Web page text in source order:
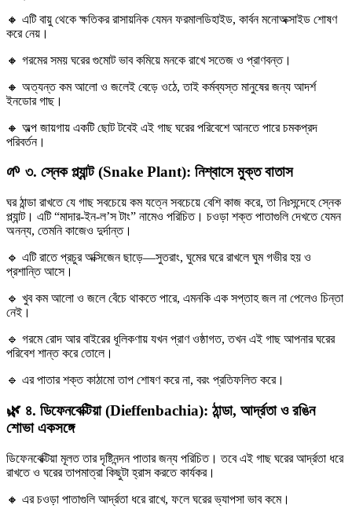
🔸 এটি বায়ু থেকে ক্ষতিকর রাসায়নিক যেমন ফরমালডিহাইড, কার্বন মনোঅক্সাইড শোষণ
করে নেয়।
🔸 গরমের সময় ঘরের গুমোট ভাব কমিয়ে মনকে রাখে সতেজ ও প্রাণবন্ত।
🔸 অত্যন্ত কম আলো ও জলেই বেড়ে ওঠে, তাই কর্মব্যস্ত মানুষের জন্য আদর্শ
ইনডোর গাছ।
🔸 অল্প জায়গায় একটি ছোট টবেই এই গাছ ঘরের পরিবেশে আনতে পারে চমকপ্রদ
পরিবর্তন।
🌱 ৩. স্নেক প্ল্যান্ট (Snake Plant): নিশ্বাসে মুক্ত বাতাস
ঘর ঠান্ডা রাখতে যে গাছ সবচেয়ে কম যত্নে সবচেয়ে বেশি কাজ করে, তা নিঃসন্দেহে স্নেক
প্ল্যান্ট। এটি “মাদার-ইন-ল’স টাং” নামেও পরিচিত। চওড়া শক্ত পাতাগুলি দেখতে যেমন
অনন্য, তেমনি কাজেও দুর্দান্ত।
🔹 এটি রাতে প্রচুর অক্সিজেন ছাড়ে—সুতরাং, ঘুমের ঘরে রাখলে ঘুম গভীর হয় ও
প্রশান্তি আসে।
🔹 খুব কম আলো ও জলে বেঁচে থাকতে পারে, এমনকি এক সপ্তাহ জল না পেলেও চিন্তা
নেই।
🔹 গরমে রোদ আর বাইরের ধূলিকণায় যখন প্রাণ ওষ্ঠাগত, তখন এই গাছ আপনার ঘরের
পরিবেশ শান্ত করে তোলে।
🔹 এর পাতার শক্ত কাঠামো তাপ শোষণ করে না, বরং প্রতিফলিত করে।
🌿 ৪. ডিফেনবেক্টিয়া (Dieffenbachia): ঠান্ডা, আর্দ্রতা ও রঙিন
শোভা একসঙ্গে
ডিফেনবেক্টিয়া মূলত তার দৃষ্টিনন্দন পাতার জন্য পরিচিত। তবে এই গাছ ঘরের আর্দ্রতা ধরে
রাখতে ও ঘরের তাপমাত্রা কিছুটা হ্রাস করতে কার্যকর।
🔸 এর চওড়া পাতাগুলি আর্দ্রতা ধরে রাখে, ফলে ঘরের ভ্যাপসা ভাব কমে।